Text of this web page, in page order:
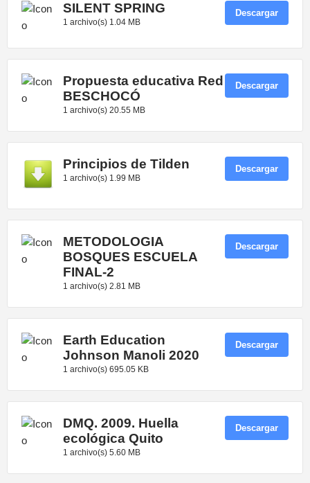
SILENT SPRING
1 archivo(s) 1.04 MB
Descargar
Propuesta educativa Red
BESCHOCÓ
1 archivo(s) 20.55 MB
Descargar
Principios de Tilden
1 archivo(s) 1.99 MB
Descargar
METODOLOGIA
BOSQUES ESCUELA
FINAL-2
1 archivo(s) 2.81 MB
Descargar
Earth Education
Johnson Manoli 2020
1 archivo(s) 695.05 KB
Descargar
DMQ. 2009. Huella
ecológica Quito
1 archivo(s) 5.60 MB
Descargar